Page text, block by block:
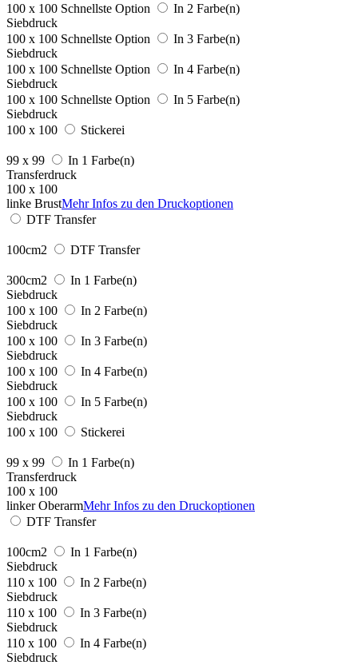
100 x 100 Schnellste Option
In 2 Farbe(n)
Siebdruck
100 x 100 Schnellste Option
In 3 Farbe(n)
Siebdruck
100 x 100 Schnellste Option
In 4 Farbe(n)
Siebdruck
100 x 100 Schnellste Option
In 5 Farbe(n)
Siebdruck
100 x 100
Stickerei
99 x 99
In 1 Farbe(n)
Transferdruck
100 x 100
linke BrustMehr Infos zu den Druckoptionen
DTF Transfer
100cm2 DTF Transfer
300cm2
In 1 Farbe(n)
Siebdruck
100 x 100
In 2 Farbe(n)
Siebdruck
100 x 100
In 3 Farbe(n)
Siebdruck
100 x 100
In 4 Farbe(n)
Siebdruck
100 x 100
In 5 Farbe(n)
Siebdruck
100 x 100
Stickerei
99 x 99
In 1 Farbe(n)
Transferdruck
100 x 100
linker OberarmMehr Infos zu den Druckoptionen
DTF Transfer
100cm2
In 1 Farbe(n)
Siebdruck
110 x 100
In 2 Farbe(n)
Siebdruck
110 x 100
In 3 Farbe(n)
Siebdruck
110 x 100
In 4 Farbe(n)
Siebdruck